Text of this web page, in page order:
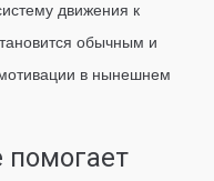
движения к
обычным и
в нынешнем
помогает